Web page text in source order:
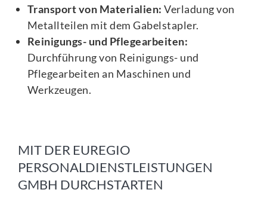
Transport von Materialien: Verladung von
Metallteilen mit dem Gabelstapler.
Reinigungs- und Pflegearbeiten:
Durchführung von Reinigungs- und
Pflegearbeiten an Maschinen und
Werkzeugen.
MIT DER EUREGIO
PERSONALDIENSTLEISTUNGEN
GMBH DURCHSTARTEN